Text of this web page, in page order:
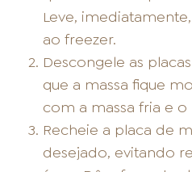
Leve,
ao freezer.
Descongele as
que a massa fique
com a massa fria e
Recheie a placa de
desejado, evitando